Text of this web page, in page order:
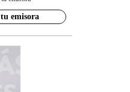
emisora